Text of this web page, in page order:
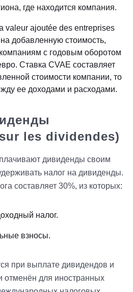
где находится компания.
valeur ajoutée des entreprises
добавленную стоимость,
с годовым оборотом
Ставка CVAE составляет
стоимости компании, то
ее доходами и расходами.
les dividendes)
дивиденды своим
налог на дивиденды.
составляет 30%, из которых:
налог.
взносы.
при выплате дивидендов и
отменён для иностранных